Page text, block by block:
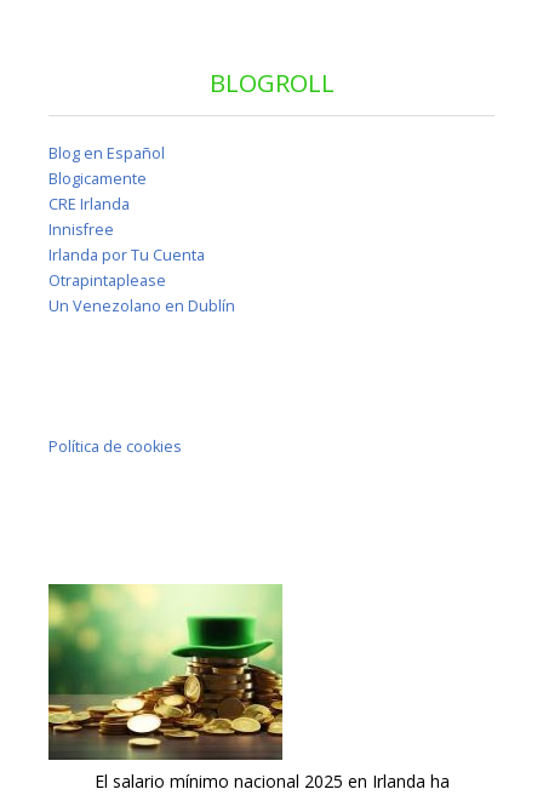
BLOGROLL
Blog en Español
Blogicamente
CRE Irlanda
Innisfree
Irlanda por Tu Cuenta
Otrapintaplease
Un Venezolano en Dublín
Política de cookies
El salario mínimo nacional 2025 en Irlanda ha